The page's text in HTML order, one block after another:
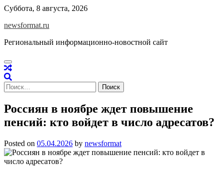
Skip
content
Суббота, 8 августа, 2026
newsformat.ru
Региональный информационно-новостной сайт
Найти:
Россиян в ноябре ждет повышение
пенсий: кто войдет в число адресатов?
Posted on 05.04.2026 by newsformat